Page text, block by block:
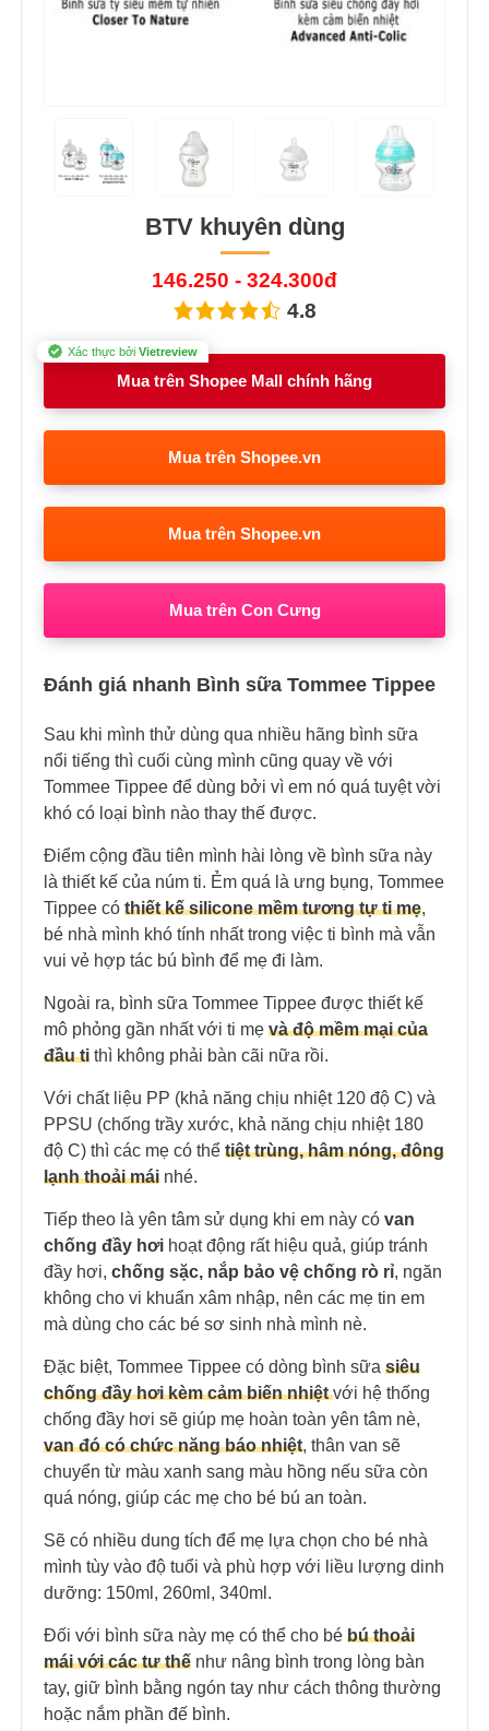
BTV khuyên dùng
146.250 - 324.300đ
4.8
Xác thực bởi Vietreview
Mua trên Shopee Mall chính hãng
Mua trên Shopee.vn
Mua trên Shopee.vn
Mua trên Con Cưng
Đánh giá nhanh Bình sữa Tommee Tippee
Sau khi mình thử dùng qua nhiều hãng bình sữa
nổi tiếng thì cuối cùng mình cũng quay về với
Tommee Tippee để dùng bởi vì em nó quá tuyệt vời
khó có loại bình nào thay thế được.
Điểm cộng đầu tiên mình hài lòng về bình sữa này
là thiết kế của núm ti. Ẻm quá là ưng bụng, Tommee
Tippee có thiết kế silicone mềm tương tự ti mẹ,
bé nhà mình khó tính nhất trong việc ti bình mà vẫn
vui vẻ hợp tác bú bình để mẹ đi làm.
Ngoài ra, bình sữa Tommee Tippee được thiết kế
mô phỏng gần nhất với ti mẹ và độ mềm mại của
đầu ti thì không phải bàn cãi nữa rồi.
Với chất liệu PP (khả năng chịu nhiệt 120 độ C) và
PPSU (chống trầy xước, khả năng chịu nhiệt 180
độ C) thì các mẹ có thể tiệt trùng, hâm nóng, đông
lạnh thoải mái nhé.
Tiếp theo là yên tâm sử dụng khi em này có van
chống đầy hơi hoạt động rất hiệu quả, giúp tránh
đầy hơi, chống sặc, nắp bảo vệ chống rò rỉ, ngăn
không cho vi khuẩn xâm nhập, nên các mẹ tin em
mà dùng cho các bé sơ sinh nhà mình nè.
Đặc biệt, Tommee Tippee có dòng bình sữa siêu
chống đầy hơi kèm cảm biến nhiệtvới hệ thống
chống đầy hơi sẽ giúp mẹ hoàn toàn yên tâm nè,
van đó có chức năng báo nhiệt, thân van sẽ
chuyển từ màu xanh sang màu hồng nếu sữa còn
quá nóng, giúp các mẹ cho bé bú an toàn.
Sẽ có nhiều dung tích để mẹ lựa chọn cho bé nhà
mình tùy vào độ tuổi và phù hợp với liều lượng dinh
dưỡng: 150ml, 260ml, 340ml.
Đối với bình sữa này mẹ có thể cho bé bú thoải
mái với các tư thế như nâng bình trong lòng bàn
tay, giữ bình bằng ngón tay như cách thông thường
hoặc nắm phần đế bình.